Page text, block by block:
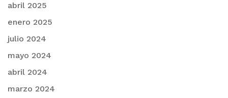
abril 2025
enero 2025
julio 2024
mayo 2024
abril 2024
marzo 2024